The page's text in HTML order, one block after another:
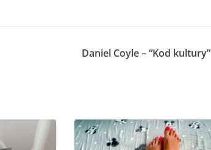
Daniel Coyle – “Kod kultury”